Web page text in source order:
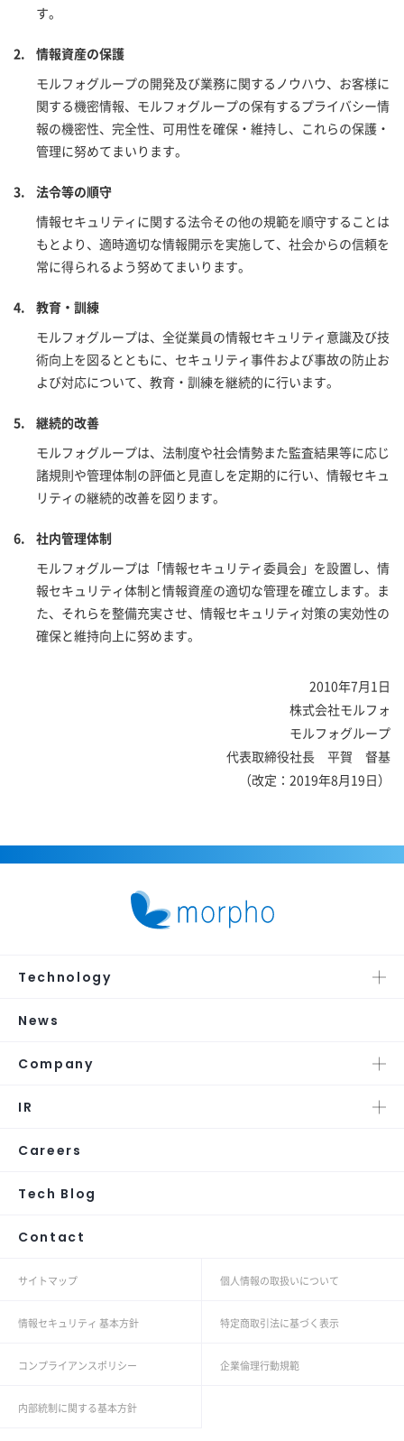
す。
情報資産の保護
モルフォグループの開発及び業務に関するノウハウ、お客様に
関する機密情報、モルフォグループの保有するプライバシー情
報の機密性、完全性、可用性を確保・維持し、これらの保護・
管理に努めてまいります。
法令等の順守
情報セキュリティに関する法令その他の規範を順守することは
もとより、適時適切な情報開示を実施して、社会からの信頼を
常に得られるよう努めてまいります。
教育・訓練
モルフォグループは、全従業員の情報セキュリティ意識及び技
術向上を図るとともに、セキュリティ事件および事故の防止お
よび対応について、教育・訓練を継続的に行います。
継続的改善
モルフォグループは、法制度や社会情勢また監査結果等に応じ
諸規則や管理体制の評価と見直しを定期的に行い、情報セキュ
リティの継続的改善を図ります。
社内管理体制
モルフォグループは「情報セキュリティ委員会」を設置し、情
報セキュリティ体制と情報資産の適切な管理を確立します。ま
た、それらを整備充実させ、情報セキュリティ対策の実効性の
確保と維持向上に努めます。
2010年7月1日
株式会社モルフォ
モルフォグループ
代表取締役社長 平賀 督基
（改定：2019年8月19日）
Technology
News
Company
IR
Careers
Tech Blog
Contact
サイトマップ 個人情報の取扱いについて
情報セキュリティ 基本方針 特定商取引法に基づく表示
コンプライアンスポリシー 企業倫理行動規範
内部統制に関する基本方針